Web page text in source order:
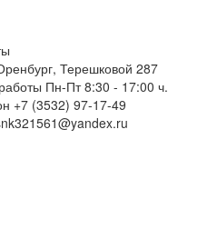
Терешковой 287
Пн-Пт 8:30 - 17:00 ч.
+7 (3532) 97-17-49